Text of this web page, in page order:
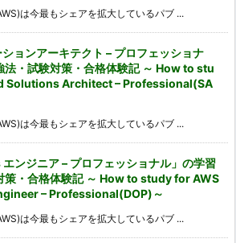
は今最もシェアを拡大しているパブ ...
ションアーキテクト – プロフェッショナ
法・試験対策・合格体験記 ～ How to stu
Solutions Architect – Professional(SA
は今最もシェアを拡大しているパブ ...
エンジニア – プロフェッショナル」の学習
策・合格体験記 ～ How to study for AWS
– Professional(DOP)～
は今最もシェアを拡大しているパブ ...